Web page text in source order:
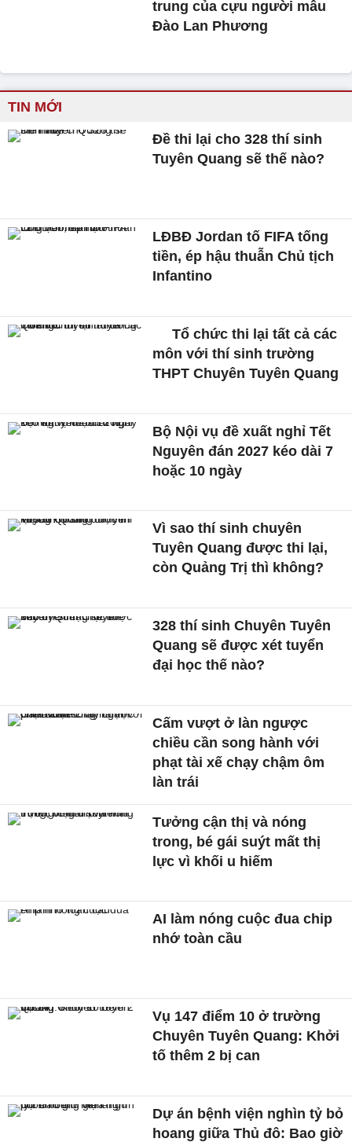
trung của cựu người mẫu
Đào Lan Phương
TIN MỚI
Đề thi lại cho 328 thí sinh
Tuyên Quang sẽ thế nào?
LĐBĐ Jordan tố FIFA tống
tiền, ép hậu thuẫn Chủ tịch
Infantino
Tổ chức thi lại tất cả các
môn với thí sinh trường
THPT Chuyên Tuyên Quang
Bộ Nội vụ đề xuất nghỉ Tết
Nguyên đán 2027 kéo dài 7
hoặc 10 ngày
Vì sao thí sinh chuyên
Tuyên Quang được thi lại,
còn Quảng Trị thì không?
328 thí sinh Chuyên Tuyên
Quang sẽ được xét tuyển
đại học thế nào?
Cấm vượt ở làn ngược
chiều cần song hành với
phạt tài xế chạy chậm ôm
làn trái
Tưởng cận thị và nóng
trong, bé gái suýt mất thị
lực vì khối u hiếm
AI làm nóng cuộc đua chip
nhớ toàn cầu
Vụ 147 điểm 10 ở trường
Chuyên Tuyên Quang: Khởi
tố thêm 2 bị can
Dự án bệnh viện nghìn tỷ bỏ
hoang giữa Thủ đô: Bao giờ